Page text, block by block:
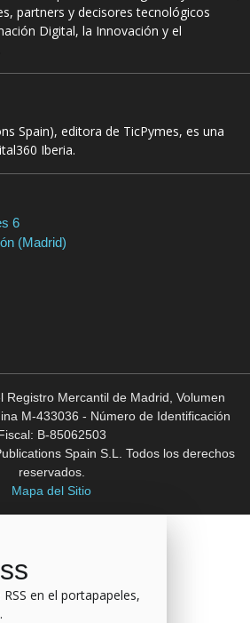
partners y decisores tecnológicos
Digital, la Innovación y el
Spain), editora de TicPymes, es una
Iberia.
6
(Madrid)
Registro Mercantil de Madrid, Volumen
M-433036 - Número de Identificación
B-85062503
Spain S.L. Todos los derechos
reservados.
Mapa del Sitio
en el portapapeles,